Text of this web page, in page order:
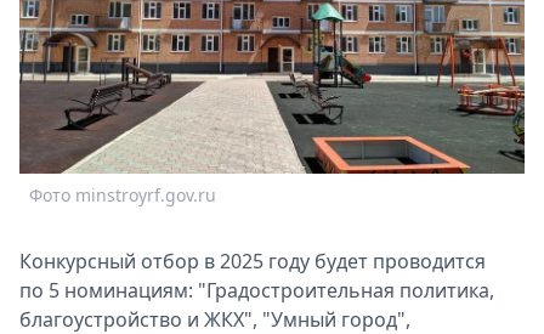
Стримы
Спецпроекты
Звезды
Выборы
2026
Скачай
Metro
Фото minstroyrf.gov.ru
Конкурсный отбор в 2025 году будет проводится
по 5 номинациям: "Градостроительная политика,
благоустройство и ЖКХ", "Умный город",